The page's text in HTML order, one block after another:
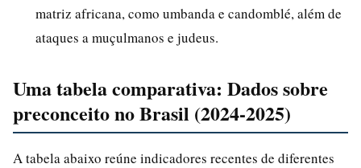
matriz africana, como umbanda e candomblé, além de
ataques a muçulmanos e judeus.
Uma tabela comparativa: Dados sobre
preconceito no Brasil (2024-2025)
A tabela abaixo reúne indicadores recentes de diferentes